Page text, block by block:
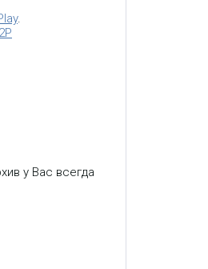
.
у Вас всегда